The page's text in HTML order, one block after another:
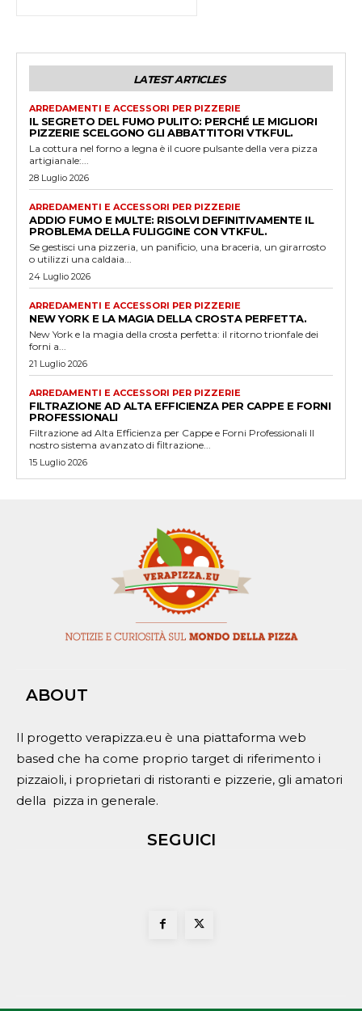
LATEST ARTICLES
ARREDAMENTI E ACCESSORI PER PIZZERIE
IL SEGRETO DEL FUMO PULITO: PERCHÉ LE MIGLIORI
PIZZERIE SCELGONO GLI ABBATTITORI VTKFUL.
La cottura nel forno a legna è il cuore pulsante della vera pizza
artigianale:...
28 Luglio 2026
ARREDAMENTI E ACCESSORI PER PIZZERIE
ADDIO FUMO E MULTE: RISOLVI DEFINITIVAMENTE IL
PROBLEMA DELLA FULIGGINE CON VTKFUL.
Se gestisci una pizzeria, un panificio, una braceria, un girarrosto
o utilizzi una caldaia...
24 Luglio 2026
ARREDAMENTI E ACCESSORI PER PIZZERIE
NEW YORK E LA MAGIA DELLA CROSTA PERFETTA.
New York e la magia della crosta perfetta: il ritorno trionfale dei
forni a...
21 Luglio 2026
ARREDAMENTI E ACCESSORI PER PIZZERIE
FILTRAZIONE AD ALTA EFFICIENZA PER CAPPE E FORNI
PROFESSIONALI
Filtrazione ad Alta Efficienza per Cappe e Forni Professionali Il
nostro sistema avanzato di filtrazione...
15 Luglio 2026
ABOUT
Il progetto verapizza.eu è una piattaforma web
based che ha come proprio target di riferimento i
pizzaioli, i proprietari di ristoranti e pizzerie, gli amatori
della pizza in generale.
SEGUICI